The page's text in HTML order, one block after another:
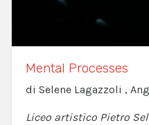
Mental Processes
di Selene Lagazzoli ,
Liceo artistico Pietro